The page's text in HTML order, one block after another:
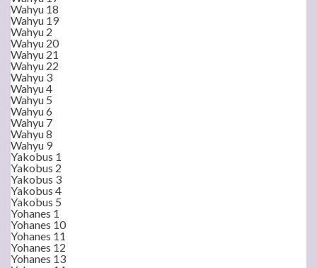
Wahyu 18
Wahyu 19
Wahyu 2
Wahyu 20
Wahyu 21
Wahyu 22
Wahyu 3
Wahyu 4
Wahyu 5
Wahyu 6
Wahyu 7
Wahyu 8
Wahyu 9
Yakobus 1
Yakobus 2
Yakobus 3
Yakobus 4
Yakobus 5
Yohanes 1
Yohanes 10
Yohanes 11
Yohanes 12
Yohanes 13